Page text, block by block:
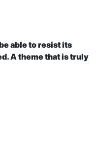
able to resist its
A theme that is truly